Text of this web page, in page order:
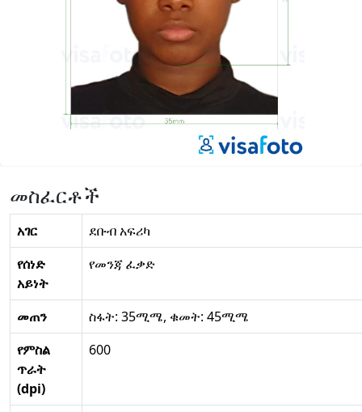
መስፈርቶች
አገር
ደቡብ አፍሪካ
የሰነድ
አይነት
የመንጃ ፈቃድ
መጠን
ስፋት: 35ሚሜ, ቁመት: 45ሚሜ
የምስል
ጥራት
(dpi)
600